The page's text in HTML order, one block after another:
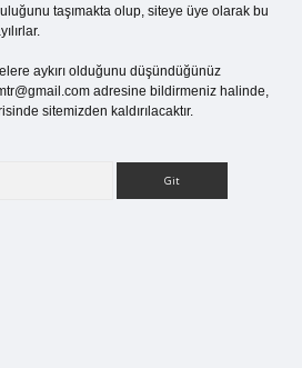
taşımakta olup, siteye üye olarak bu
aykırı olduğunu düşündüğünüz
adresine bildirmeniz halinde,
sitemizden kaldırılacaktır.